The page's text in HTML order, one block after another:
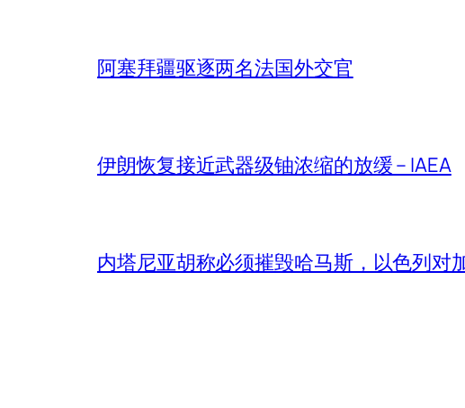
阿塞拜疆驱逐两名法国外交官
伊朗恢复接近武器级铀浓缩的放缓 – IAEA
内塔尼亚胡称必须摧毁哈马斯，以色列对